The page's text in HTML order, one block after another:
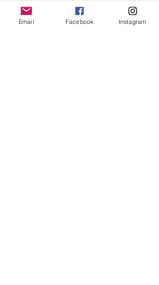
Email Facebook Instagram